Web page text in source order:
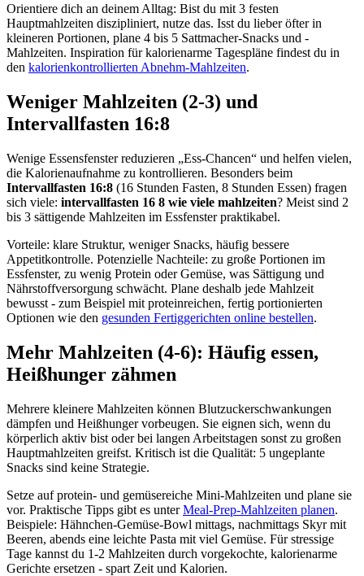
Orientiere dich an deinem Alltag: Bist du mit 3 festen
Hauptmahlzeiten diszipliniert, nutze das. Isst du lieber öfter in
kleineren Portionen, plane 4 bis 5 Sattmacher-Snacks und -
Mahlzeiten. Inspiration für kalorienarme Tagespläne findest du in
den kalorienkontrollierten Abnehm‑Mahlzeiten.
Weniger Mahlzeiten (2-3) und
Intervallfasten 16:8
Wenige Essensfenster reduzieren „Ess-Chancen“ und helfen vielen,
die Kalorienaufnahme zu kontrollieren. Besonders beim
Intervallfasten 16:8 (16 Stunden Fasten, 8 Stunden Essen) fragen
sich viele: intervallfasten 16 8 wie viele mahlzeiten? Meist sind 2
bis 3 sättigende Mahlzeiten im Essfenster praktikabel.
Vorteile: klare Struktur, weniger Snacks, häufig bessere
Appetitkontrolle. Potenzielle Nachteile: zu große Portionen im
Essfenster, zu wenig Protein oder Gemüse, was Sättigung und
Nährstoffversorgung schwächt. Plane deshalb jede Mahlzeit
bewusst - zum Beispiel mit proteinreichen, fertig portionierten
Optionen wie den gesunden Fertiggerichten online bestellen.
Mehr Mahlzeiten (4-6): Häufig essen,
Heißhunger zähmen
Mehrere kleinere Mahlzeiten können Blutzuckerschwankungen
dämpfen und Heißhunger vorbeugen. Sie eignen sich, wenn du
körperlich aktiv bist oder bei langen Arbeitstagen sonst zu großen
Hauptmahlzeiten greifst. Kritisch ist die Qualität: 5 ungeplante
Snacks sind keine Strategie.
Setze auf protein- und gemüsereiche Mini-Mahlzeiten und plane sie
vor. Praktische Tipps gibt es unterMeal‑Prep‑Mahlzeiten planen.
Beispiele: Hähnchen-Gemüse-Bowl mittags, nachmittags Skyr mit
Beeren, abends eine leichte Pasta mit viel Gemüse. Für stressige
Tage kannst du 1-2 Mahlzeiten durch vorgekochte, kalorienarme
Gerichte ersetzen - spart Zeit und Kalorien.